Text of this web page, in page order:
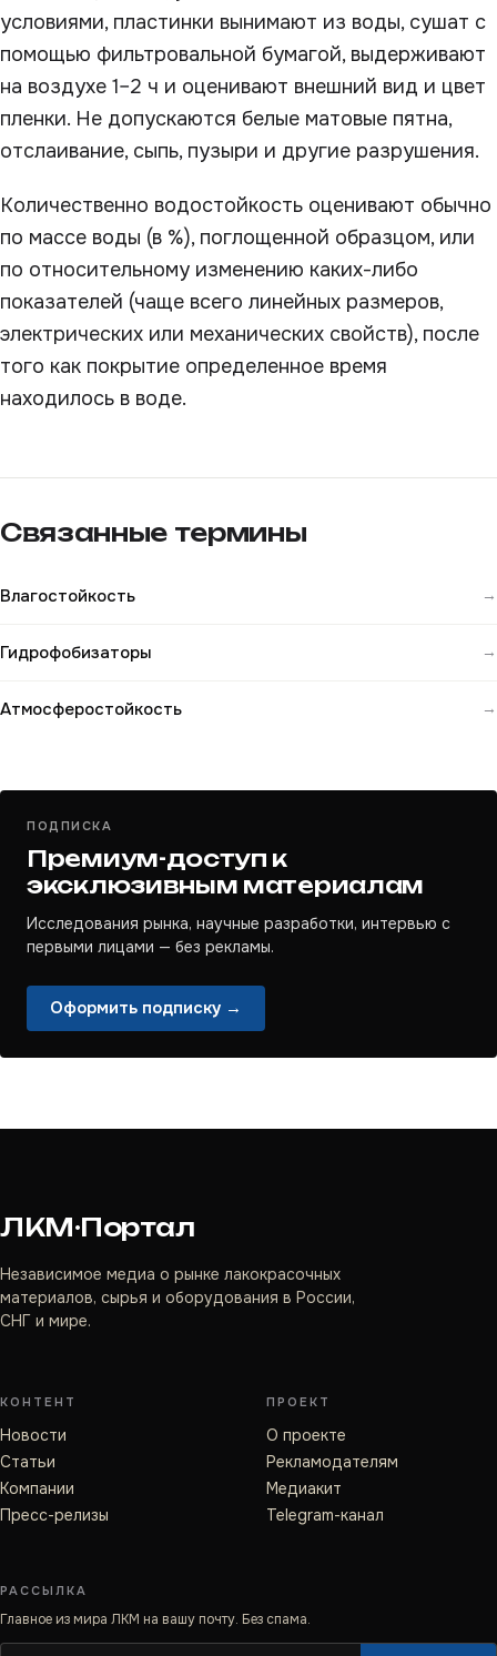
условиями, пластинки вынимают из воды, сушат с
помощью фильтровальной бумагой, выдерживают
на воздухе 1–2 ч и оценивают внешний вид и цвет
пленки. Не допускаются белые матовые пятна,
отслаивание, сыпь, пузыри и другие разрушения.
Количественно водостойкость оценивают обычно
по массе воды (в %), поглощенной образцом, или
по относительному изменению каких-либо
показателей (чаще всего линейных размеров,
электрических или механических свойств), после
того как покрытие определенное время
находилось в воде.
Связанные термины
Влагостойкость →
Гидрофобизаторы →
Атмосферостойкость →
ПОДПИСКА
Премиум-доступ к
эксклюзивным материалам
Исследования рынка, научные разработки, интервью с
первыми лицами — без рекламы.
Оформить подписку →
ЛКМ·Портал
Независимое медиа о рынке лакокрасочных
материалов, сырья и оборудования в России,
СНГ и мире.
КОНТЕНТ
Новости
Статьи
Компании
Пресс-релизы
ПРОЕКТ
О проекте
Рекламодателям
Медиакит
Telegram-канал
РАССЫЛКА
Главное из мира ЛКМ на вашу почту. Без спама.